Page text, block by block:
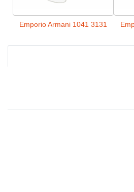
Emporio Armani 1041 3131